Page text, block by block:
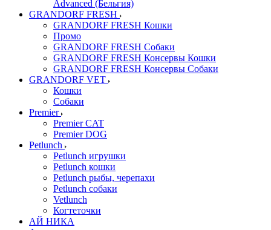
Advanced (Бельгия)
GRANDORF FRESH
GRANDORF FRESH Кошки
Промо
GRANDORF FRESH Собаки
GRANDORF FRESH Консервы Кошки
GRANDORF FRESH Консервы Собаки
GRANDORF VET
Кошки
Собаки
Premier
Premier CAT
Premier DOG
Petlunch
Petlunch игрушки
Petlunch кошки
Petlunch рыбы, черепахи
Petlunch собаки
Vetlunch
Когтеточки
АЙ НИКА